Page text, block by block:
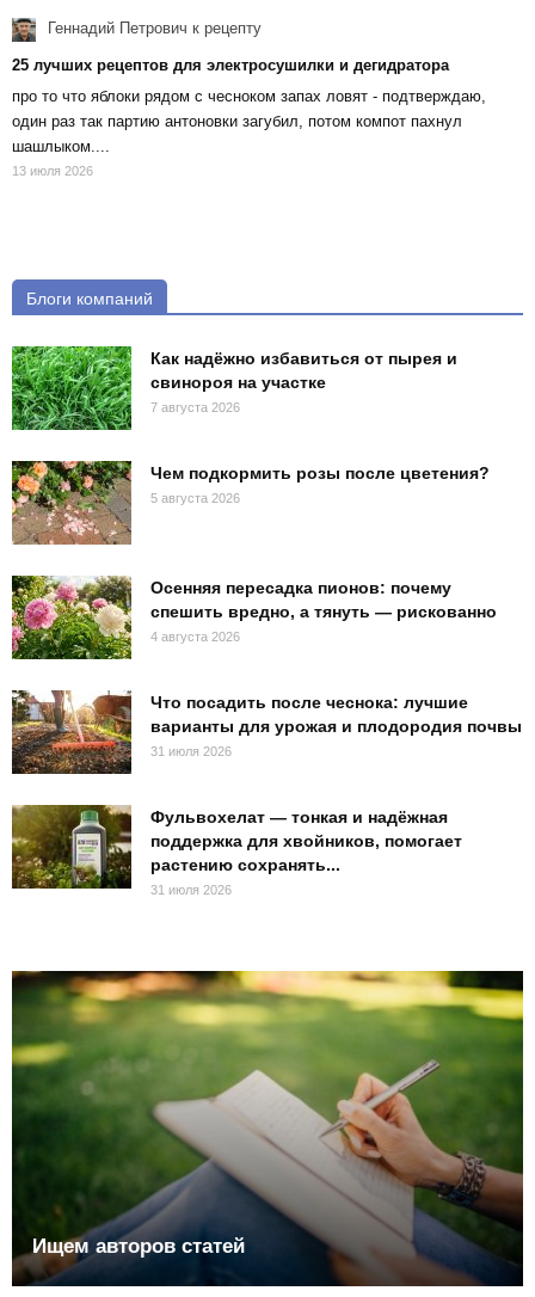
Геннадий Петрович к рецепту
25 лучших рецептов для электросушилки и дегидратора
про то что яблоки рядом с чесноком запах ловят - подтверждаю,
один раз так партию антоновки загубил, потом компот пахнул
шашлыком....
13 июля 2026
Блоги компаний
Как надёжно избавиться от пырея и
свинороя на участке
7 августа 2026
Чем подкормить розы после цветения?
5 августа 2026
Осенняя пересадка пионов: почему
спешить вредно, а тянуть — рискованно
4 августа 2026
Что посадить после чеснока: лучшие
варианты для урожая и плодородия почвы
31 июля 2026
Фульвохелат — тонкая и надёжная
поддержка для хвойников, помогает
растению сохранять...
31 июля 2026
Ищем авторов статей